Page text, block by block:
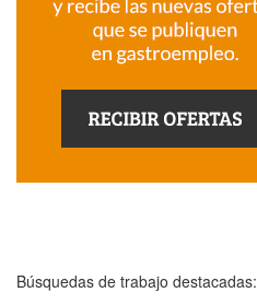
Búsquedas de trabajo destacadas: